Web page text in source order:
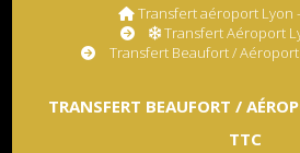
Transfert aéroport Lyon -
Transfert Aéroport
Transfert Beaufort / Aéroport
TRANSFERT BEAUFORT /
TTC